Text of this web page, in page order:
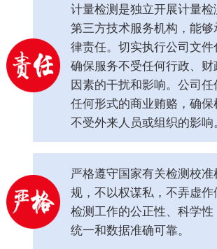
计量检测是独立开展计量
第三方技术服务机构，能
律责任。切实执行公司文
确保服务不受任何行政、
因素的干扰和影响。公司
任何形式的商业贿赂，确
不受外来人员或组织的影响。
严格遵守国家有关检测校
规，不以权谋私，不弄虚
检测工作的公正性、科学
统一和数据准确可靠。